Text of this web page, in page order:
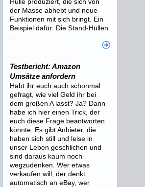
der Masse abhebt und neue
Funktionen mit sich bringt. Ein
Beispiel dafür: Die Stand-Hüllen
Testbericht: Amazon
Umsätze anfordern
Habt ihr euch auch schonmal
gefragt, wie viel Geld ihr bei
dem großen A lasst? Ja? Dann
habe ich hier einen Trick, der
euch diese Frage beantworten
könnte. Es gibt Anbieter, die
haben sich still und leise in
unser Leben geschlichen und
sind daraus kaum noch
wegzudenken. Wer etwas
verkaufen will, der denkt
automatisch an eBay, wer